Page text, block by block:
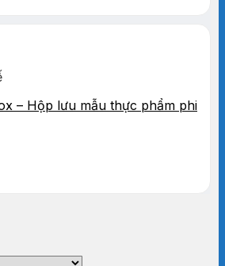
– Hộp lưu mẫu thực phẩm phi